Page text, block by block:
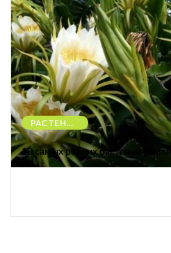
РАСТЕНИЯ
10 самых редких растений Земли